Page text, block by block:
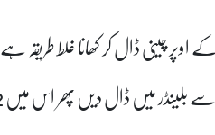
اوپر چینی ڈال کر کھانا غلط
پھر اس میں 2 سے 3 کجھور، اور دھنیا ڈال دیں اور اچھی طرح بلینڈ کرلیں۔